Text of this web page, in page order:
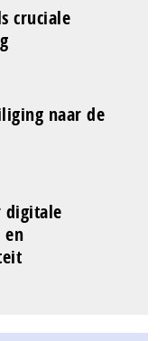
cruciale
naar de
digitale